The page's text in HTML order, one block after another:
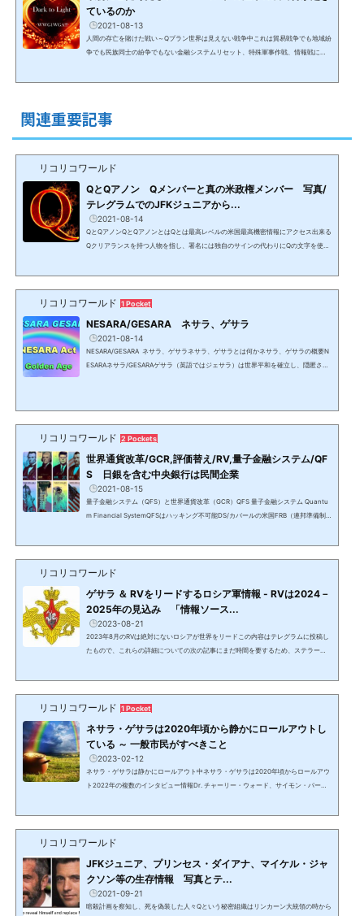
ているのか
2021-08-13
人間の存亡を賭けた戦い～Qプラン世界は見えない戦争中これは貿易戦争でも地域紛
争でも民族同士の紛争でもない金融システムリセット、特殊軍事作戦、情報戦によ
して動いている米軍特殊部隊を中心とする32か国のアラ...
関連重要記事
リコリコワールド
QとQアノン Qメンバーと真の米政権メンバー 写真/
テレグラムでのJFKジュニアから...
2021-08-14
QとQアノンQとQアノンとはQとは最高レベルの米国最高機密情報にアクセス出来る
Qクリアランスを持つ人物を指し、署名には独自のサインの代わりにQの文字を使用
ラムにChを作りシニアメンバーを発表。噂通り、元国防情報局長官（DNI）でトラ
リコリコワールド 1 Pocket
NESARA/GESARA ネサラ、ゲサラ
2021-08-14
NESARA/GESARA ネサラ、ゲサラネサラ、ゲサラとは何かネサラ、ゲサラの概要N
ESARAネサラ/GESARAゲサラ（英語ではジェサラ）は世界平和を確立し、隠匿され
人化された国家と言う名の株式市場に上場されている法人ではな...
リコリコワールド 2 Pockets
世界通貨改革/GCR,評価替え/RV,量子金融システム/QF
S 日銀を含む中央銀行は民間企業
2021-08-15
量子金融システム（QFS）と世界通貨改革（GCR）QFS 量子金融システム Quantu
m Financial SystemQFSはハッキング不可能DS/カバールの米国FRB（連邦準備制
y Reset）で承認された国の通貨は天然資源の保有量に応じて、正しい貨幣価値に設
リコリコワールド
ゲサラ ＆ RVをリードするロシア軍情報 - RVは2024－
2025年の見込み 「情報ソース...
2023-08-21
2023年8月のRVは絶対にないロシアが世界をリードこの内容はテレグラムに投稿し
たもので、これらの詳細についての次の記事にまだ時間を要するため、ステラー・
ンのデベロッパー。8/7
リコリコワールド 1 Pocket
ネサラ・ゲサラは2020年頃から静かにロールアウトし
ている ～ 一般市民がすべきこと
2023-02-12
ネサラ・ゲサラは静かにロールアウト中ネサラ・ゲサラは2020年頃からロールアウ
ト2022年の複数のインタビュー情報Dr. チャーリー・ウォード、サイモン・パーク
るのを見ている」と発言。既に実施されている項目 米国税庁とFRB/連邦準備理事会
リコリコワールド
JFKジュニア、プリンセス・ダイアナ、マイケル・ジャ
クソン等の生存情報 写真とテ...
2021-09-21
暗殺計画を察知し、死を偽装した人々Qという秘密組織はリンカーン大統領の時から